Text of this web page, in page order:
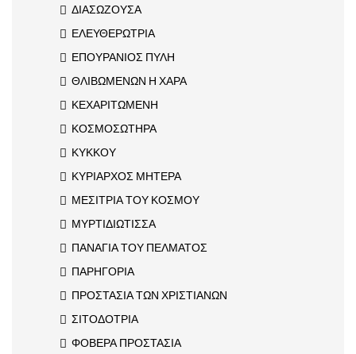
ΔΙΑΣΩΖΟΥΣΑ
ΕΛΕΥΘΕΡΩΤΡΙΑ
ΕΠΟΥΡΑΝΙΟΣ ΠΥΛΗ
ΘΛΙΒΩΜΕΝΩΝ Η ΧΑΡΑ
ΚΕΧΑΡΙΤΩΜΕΝΗ
ΚΟΣΜΟΣΩΤΗΡΑ
ΚΥΚΚΟΥ
ΚΥΡΙΑΡΧΟΣ ΜΗΤΕΡΑ
ΜΕΣΙΤΡΙΑ ΤΟΥ ΚΟΣΜΟΥ
ΜΥΡΤΙΔΙΩΤΙΣΣΑ
ΠΑΝΑΓΙΑ ΤΟΥ ΠΕΛΜΑΤΟΣ
ΠΑΡΗΓΟΡΙΑ
ΠΡΟΣΤΑΣΙΑ ΤΩΝ ΧΡΙΣΤΙΑΝΩΝ
ΣΙΤΟΔΟΤΡΙΑ
ΦΟΒΕΡΑ ΠΡΟΣΤΑΣΙΑ